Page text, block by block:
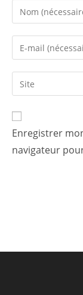
Enregistrer
navigateur